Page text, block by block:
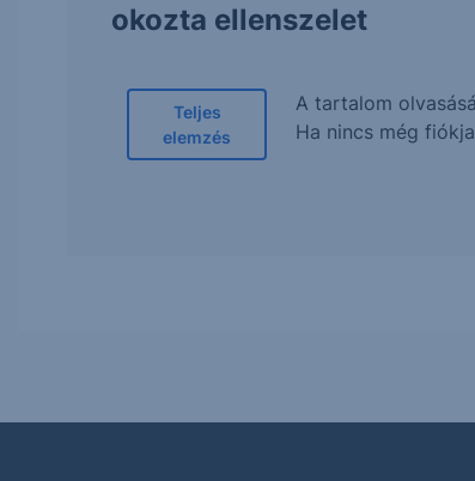
okozta ellenszelet
Teljes
elemzés
A tartalom
Ha nincs még